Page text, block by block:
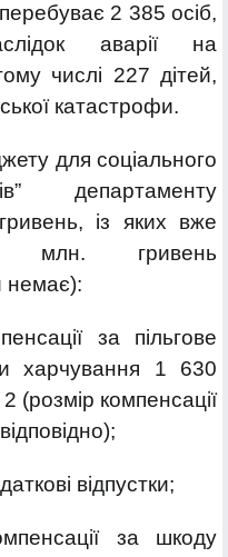
2 385 осіб,
аварії на
числі 227 дітей,
катастрофи.
для соціального
департаменту
із яких вже
млн. гривень
немає):
за пільгове
харчування 1 630
(розмір компенсації
відпустки;
за шкоду